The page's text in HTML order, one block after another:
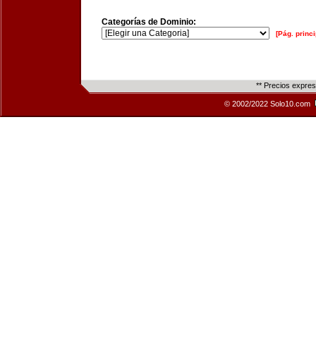
Categorías de Dominio:
[Pág.
** Precios
© 2002/2022 Solo10.com